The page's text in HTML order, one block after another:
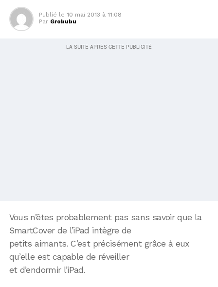
Publié le 10 mai 2013 à 11:08
Par Grobubu
Vous n’êtes probablement pas sans savoir que la
SmartCover de l’iPad intègre de
petits aimants. C’est précisément grâce à eux
qu’elle est capable de réveiller
et d’endormir l’iPad.